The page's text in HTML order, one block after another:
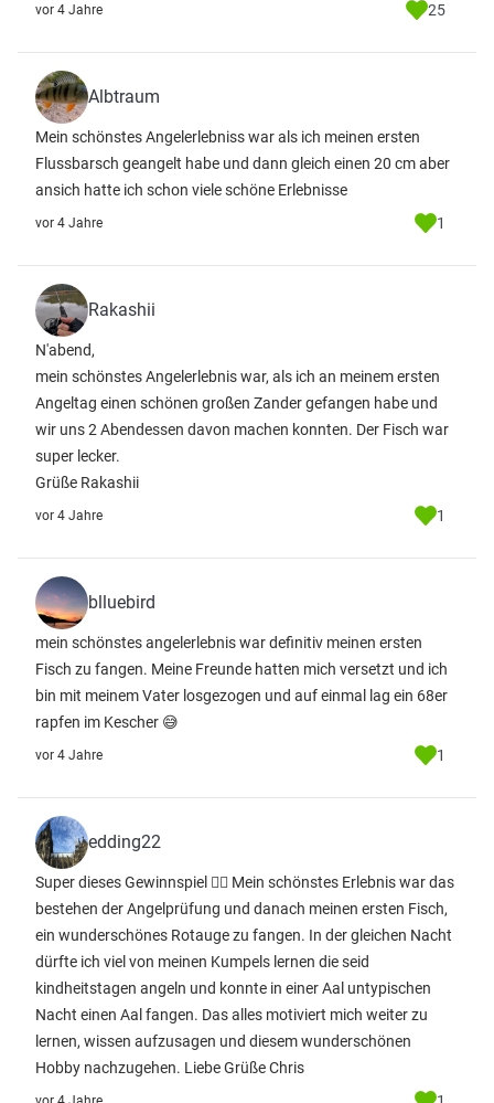
vor 4 Jahre 25
Albtraum
Mein schönstes Angelerlebniss war als ich meinen ersten
Flussbarsch geangelt habe und dann gleich einen 20 cm aber
ansich hatte ich schon viele schöne Erlebnisse
vor 4 Jahre 1
Rakashii
N'abend,
mein schönstes Angelerlebnis war, als ich an meinem ersten
Angeltag einen schönen großen Zander gefangen habe und
wir uns 2 Abendessen davon machen konnten. Der Fisch war
super lecker.
Grüße Rakashii
vor 4 Jahre 1
blluebird
mein schönstes angelerlebnis war definitiv meinen ersten
Fisch zu fangen. Meine Freunde hatten mich versetzt und ich
bin mit meinem Vater losgezogen und auf einmal lag ein 68er
rapfen im Kescher 😅
vor 4 Jahre 1
edding22
Super dieses Gewinnspiel 👍🏼 Mein schönstes Erlebnis war das
bestehen der Angelprüfung und danach meinen ersten Fisch,
ein wunderschönes Rotauge zu fangen. In der gleichen Nacht
dürfte ich viel von meinen Kumpels lernen die seid
kindheitstagen angeln und konnte in einer Aal untypischen
Nacht einen Aal fangen. Das alles motiviert mich weiter zu
lernen, wissen aufzusagen und diesem wunderschönen
Hobby nachzugehen. Liebe Grüße Chris